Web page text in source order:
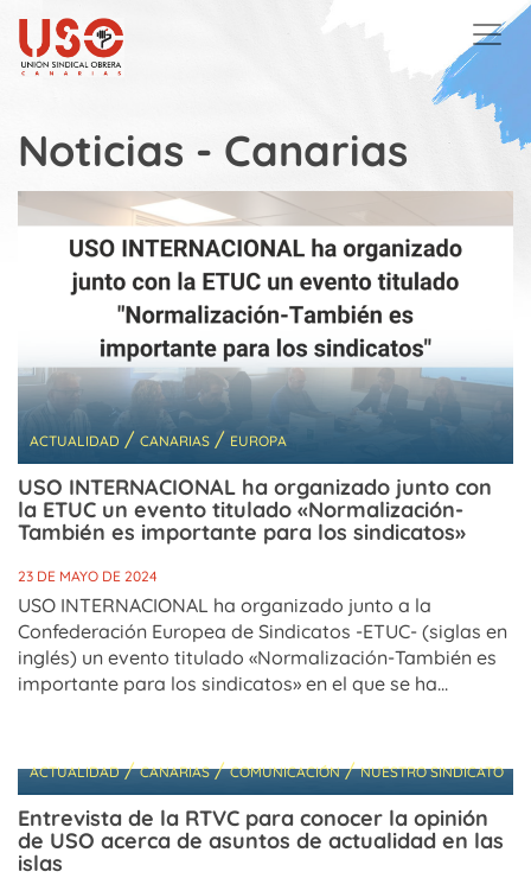
Skip to main content
Noticias - Canarias
ACTUALIDAD / CANARIAS / EUROPA
USO INTERNACIONAL ha organizado junto con
la ETUC un evento titulado «Normalización-
También es importante para los sindicatos»
23 DE MAYO DE 2024
USO INTERNACIONAL ha organizado junto a la
Confederación Europea de Sindicatos -ETUC- (siglas en
inglés) un evento titulado «Normalización-También es
importante para los sindicatos» en el que se ha...
ACTUALIDAD/CANARIAS/COMUNICACIÓN/NUESTRO SINDICATO
Entrevista de la RTVC para conocer la opinión
de USO acerca de asuntos de actualidad en las
islas